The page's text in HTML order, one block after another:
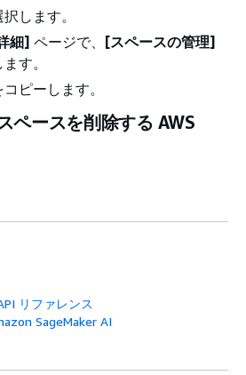
します。
細] ページで、
[スペースの管理]
す。
ピーします。
ペースを削除する AWS
リファレンス
SageMaker AI